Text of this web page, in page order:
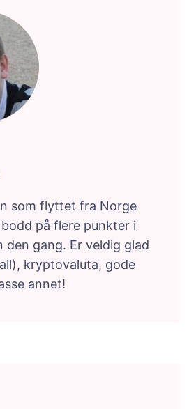
som flyttet fra Norge
på flere punkter i
den gang. Er veldig glad
kryptovaluta, gode
annet!